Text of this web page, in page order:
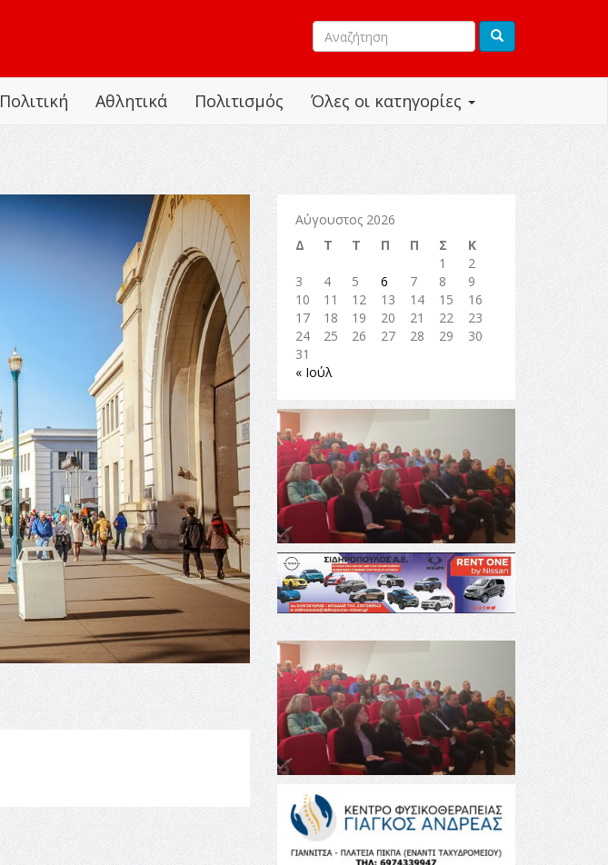
Όλες οι κατηγορίες
Πολιτική Αθλητικά Πολιτισμός
Αύγουστος 2026
Δ
Τ Τ Π Π Σ
Κ
1
2
3
4 5 6 7 8
9
10
11 12 13 14 15
16
17
18 19 20 21 22
23
24
25 26 27 28 29
30
31
« Ιούλ